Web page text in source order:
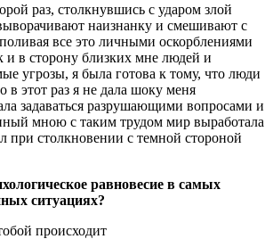
раз, столкнувшись с ударом злой
наизнанку и смешивают с
все это личными оскорблениями
и в сторону близких мне людей и
угрозы, я была готова к тому, что люди
в этот раз я не дала шоку меня
задаваться разрушающими вопросами и
мною с таким трудом мир выработала
при столкновении с темной стороной
равновесие в самых
ситуациях?
происходит